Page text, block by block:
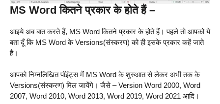
MS Word कितने प्रकार के होते हैं –
आइये अब बात करते हैं, MS Word कितने प्रकार के होते हैं। पहले तो आपको ये
बता दूँ कि MS Word के Versions(संस्करण) को ही इसके प्रकार कहें जाते
हैं।
आपको निम्नलिखित पॉइंट्स में MS Word के शुरुआत से लेकर अभी तक के
Versions(संस्करण) मिल जायेंगे। जैसे – Version Word 2000, Word
2007, Word 2010, Word 2013, Word 2019, Word 2021 आदि।